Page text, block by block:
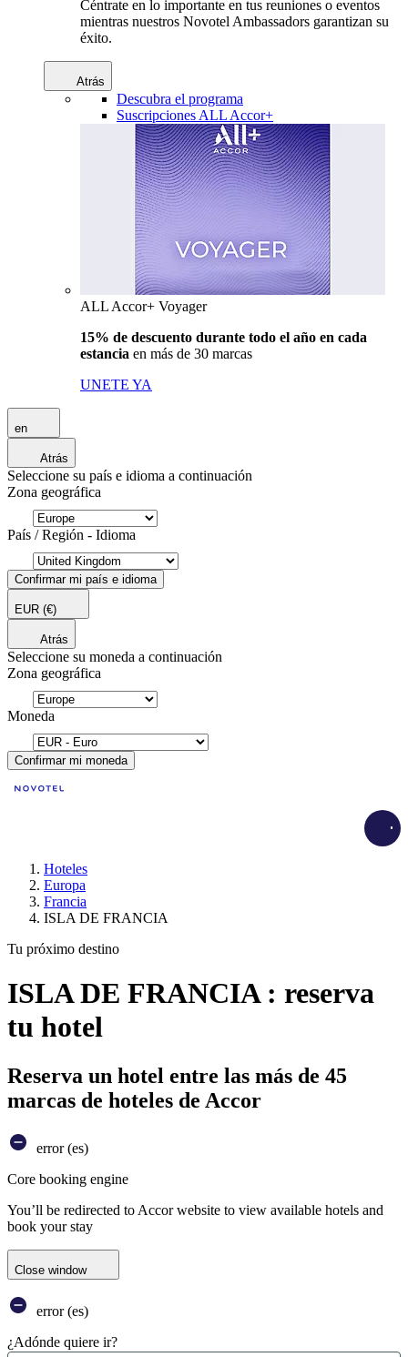
Céntrate en lo importante en tus reuniones o eventos
mientras nuestros Novotel Ambassadors garantizan su
éxito.
Atrás
Descubra el programa
Suscripciones ALL Accor+
ALL Accor+ Voyager
15% de descuento durante todo el año en cada
estancia en más de 30 marcas
UNETE YA
en
Atrás
Seleccione su país e idioma a continuación
Zona geográfica
País / Región - Idioma
Confirmar mi país e idioma
EUR (€)
Atrás
Seleccione su moneda a continuación
Zona geográfica
Moneda
Confirmar mi moneda
Hoteles
Europa
Francia
ISLA DE FRANCIA
Tu próximo destino
ISLA DE FRANCIA : reserva
tu hotel
Reserva un hotel entre las más de 45
marcas de hoteles de Accor
error (es)
Core booking engine
You’ll be redirected to Accor website to view available hotels and
book your stay
Close window
error (es)
¿Adónde quiere ir?